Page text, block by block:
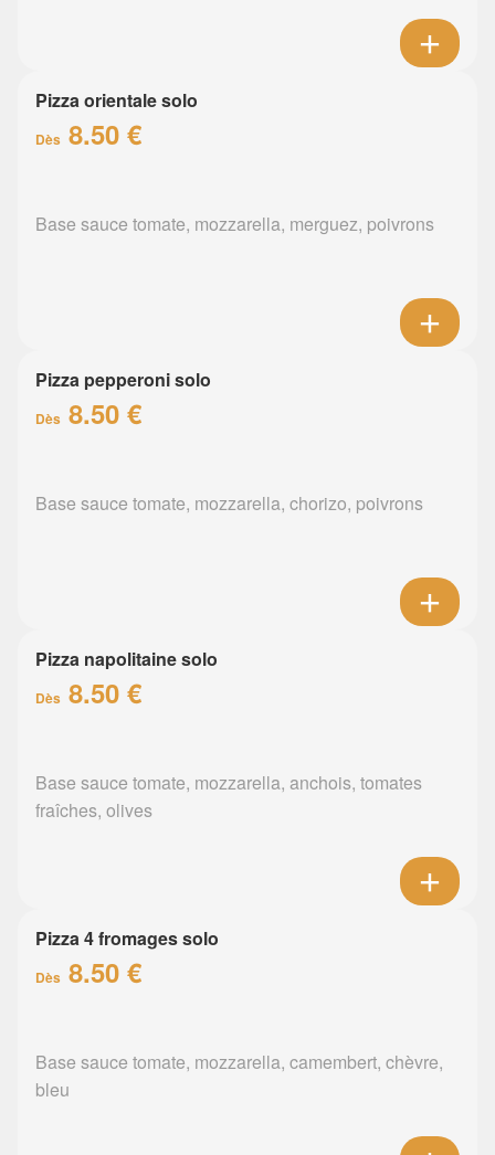
Pizza orientale solo
Dès 8.50 €
Base sauce tomate, mozzarella, merguez, poivrons
Pizza pepperoni solo
Dès 8.50 €
Base sauce tomate, mozzarella, chorizo, poivrons
Pizza napolitaine solo
Dès 8.50 €
Base sauce tomate, mozzarella, anchois, tomates
fraîches, olives
Pizza 4 fromages solo
Dès 8.50 €
Base sauce tomate, mozzarella, camembert, chèvre,
bleu